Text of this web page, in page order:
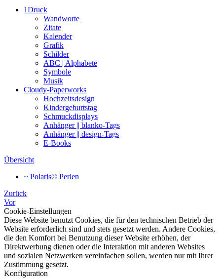
1Druck
Wandworte
Zitate
Kalender
Grafik
Schilder
ABC | Alphabete
Symbole
Musik
Cloudy-Paperworks
Hochzeitsdesign
Kindergeburtstag
Schmuckdisplays
Anhänger || blanko-Tags
Anhänger || design-Tags
E-Books
Übersicht
~ Polaris© Perlen
Zurück
Vor
Cookie-Einstellungen
Diese Website benutzt Cookies, die für den technischen Betrieb der
Website erforderlich sind und stets gesetzt werden. Andere Cookies,
die den Komfort bei Benutzung dieser Website erhöhen, der
Direktwerbung dienen oder die Interaktion mit anderen Websites
und sozialen Netzwerken vereinfachen sollen, werden nur mit Ihrer
Zustimmung gesetzt.
Konfiguration